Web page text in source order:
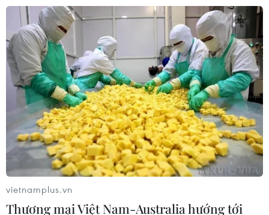
TIN CÙNG CHUYÊN MỤC
Grab bị phạt 1,36 tỷ đồng do vi phạm
quy định bảo vệ quyền lợi người tiêu
vietnamplus.vn
Thương mại Việt Nam-Australia hướng tới